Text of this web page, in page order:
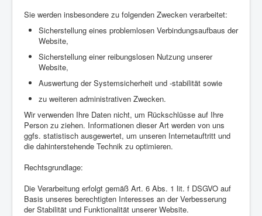
Sie werden insbesondere zu folgenden Zwecken verarbeitet:
Sicherstellung eines problemlosen Verbindungsaufbaus der
Website,
Sicherstellung einer reibungslosen Nutzung unserer
Website,
Auswertung der Systemsicherheit und -stabilität sowie
zu weiteren administrativen Zwecken.
Wir verwenden Ihre Daten nicht, um Rückschlüsse auf Ihre
Person zu ziehen. Informationen dieser Art werden von uns
ggfs. statistisch ausgewertet, um unseren Internetauftritt und
die dahinterstehende Technik zu optimieren.
Rechtsgrundlage:
Die Verarbeitung erfolgt gemäß Art. 6 Abs. 1 lit. f DSGVO auf
Basis unseres berechtigten Interesses an der Verbesserung
der Stabilität und Funktionalität unserer Website.